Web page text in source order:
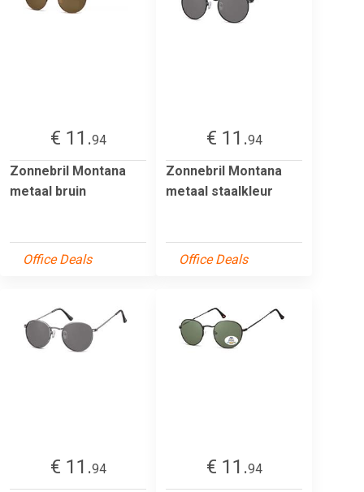
€ 11.94
Zonnebril Montana
metaal bruin
Office Deals
€ 11.94
Zonnebril Montana
metaal staalkleur
Office Deals
€ 11.94
€ 11.94